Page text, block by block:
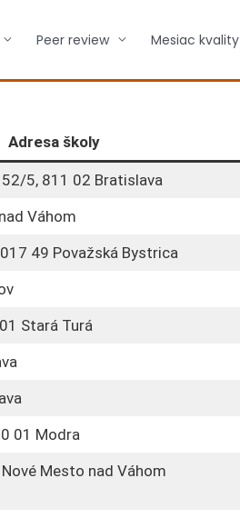
Peer review Mesiac kvality
Adresa školy
5, 811 02 Bratislava
Váhom
49 Považská Bystrica
Stará Turá
01 Modra
Mesto nad Váhom